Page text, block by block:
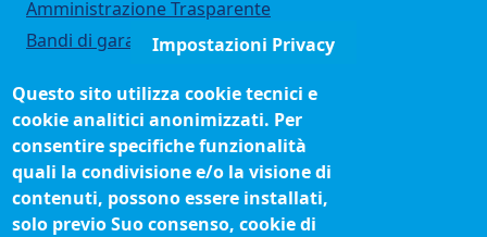
Amministrazione Trasparente
Bandi di gara
Concorsi e selezioni
Organigramma
Procedimenti (come fare per)
Siti tematici
Impostazioni Privacy
Questo sito utilizza cookie tecnici e
cookie analitici anonimizzati. Per
consentire specifiche funzionalità
quali la condivisione e/o la visione di
contenuti, possono essere installati,
solo previo Suo consenso, cookie di